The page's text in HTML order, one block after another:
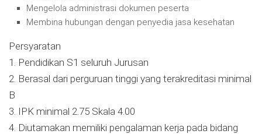
Mengelola administrasi dokumen peserta
Membina hubungan dengan penyedia jasa kesehatan
Persyaratan
1. Pendidikan S1 seluruh Jurusan
2. Berasal dari perguruan tinggi yang terakreditasi minimal
B
3. IPK minimal 2.75 Skala 4.00
4. Diutamakan memiliki pengalaman kerja pada bidang